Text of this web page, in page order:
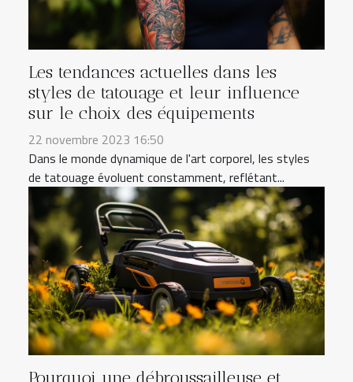
Les tendances actuelles dans les
styles de tatouage et leur influence
sur le choix des équipements
22 novembre 2023 16:50
Dans le monde dynamique de l'art corporel, les styles
de tatouage évoluent constamment, reflétant...
Pourquoi une débroussailleuse et